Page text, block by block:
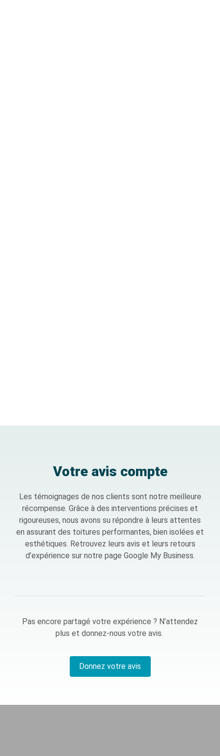
Votre avis compte
Les témoignages de nos clients sont notre meilleure
récompense. Grâce à des interventions précises et
rigoureuses, nous avons su répondre à leurs attentes
en assurant des toitures performantes, bien isolées et
esthétiques . Retrouvez leurs avis et leurs retours
d’expérience sur notre page Google My Business
Pas encore partagé votre expérience ? N’attendez
plus et donnez-nous votre avis.
Donnez votre avis